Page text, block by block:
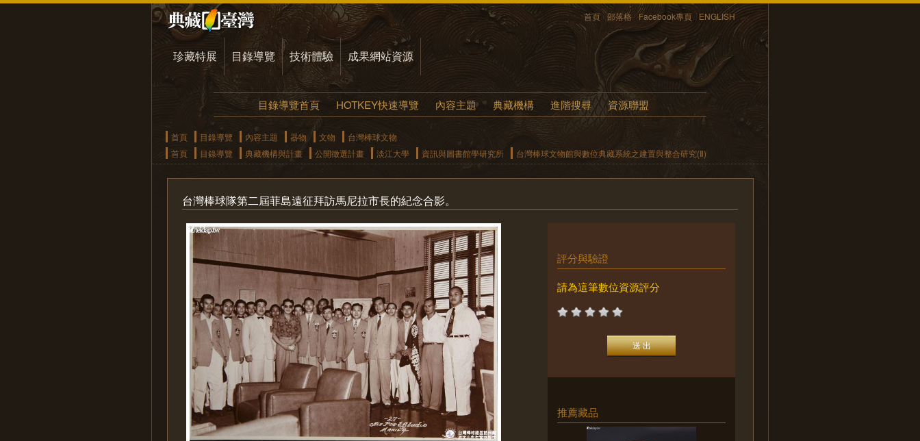
首頁 部落格 Facebook專頁 ENGLISH
珍藏特展 目錄導覽 技術體驗 成果網站資源
目錄導覽首頁 HOTKEY快速導覽 內容主題 典藏機構 進階搜尋 資源聯盟
首頁 目錄導覽 內容主題 器物 文物
台灣棒球文物
首頁
目錄導覽 典藏機構與計畫 公開徵選計畫 淡江大學 資訊與圖書館學研究所 台灣棒球文物館與數位典藏系統之建置與整合研究(Ⅱ)
台灣棒球隊第二屆菲島遠征拜訪馬尼拉市長的紀念合影。
評分與驗證
請為這筆數位資源評分
推薦藏品